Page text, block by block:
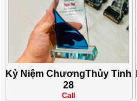
Kỷ Niệm ChươngThủy Tinh
28
Call